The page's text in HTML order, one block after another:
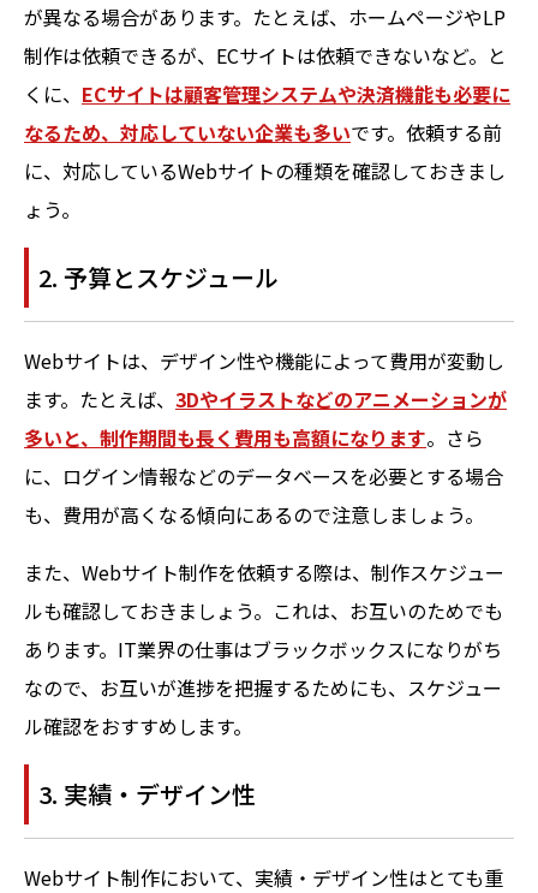
が異なる場合があります。たとえば、ホームページやLP
制作は依頼できるが、ECサイトは依頼できないなど。と
くに、 ECサイトは顧客管理システムや決済機能も必要に
なるため、対応していない企業も多いです。依頼する前
に、対応しているWebサイトの種類を確認しておきまし
ょう。
2. 予算とスケジュール
Webサイトは、デザイン性や機能によって費用が変動し
ます。たとえば、 3Dやイラストなどのアニメーションが
多いと、制作期間も長く費用も高額になります。さら
に、ログイン情報などのデータベースを必要とする場合
も、費用が高くなる傾向にあるので注意しましょう。
また、Webサイト制作を依頼する際は、制作スケジュー
ルも確認しておきましょう。これは、お互いのためでも
あります。IT業界の仕事はブラックボックスになりがち
なので、お互いが進捗を把握するためにも、スケジュー
ル確認をおすすめします。
3. 実績・デザイン性
Webサイト制作において、実績・デザイン性はとても重